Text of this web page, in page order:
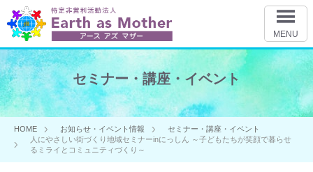
MENU
セミナー・講座・イベント
HOME お知らせ・イベント情報
セミナー・講座・イベント
人にやさしい街づくり地域セミナーinにっしん ～子どもたちが笑顔で暮らせ
るミライとコミュニティづくり～